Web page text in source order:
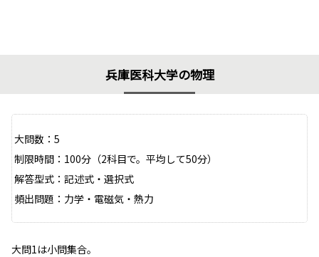
兵庫医科大学の物理
大問数：5
制限時間：100分（2科目で。平均して50分）
解答型式：記述式・選択式
頻出問題：力学・電磁気・熱力
大問1は小問集合。